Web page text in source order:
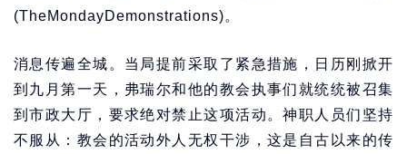
(TheMondayDemonstrations)。
消息传遍全城。当局提前采取了紧急措施，日历刚掀开
到九月第一天，弗瑞尔和他的教会执事们就统统被召集
到市政大厅，要求绝对禁止这项活动。神职人员们坚持
不服从：教会的活动外人无权干涉，这是自古以来的传